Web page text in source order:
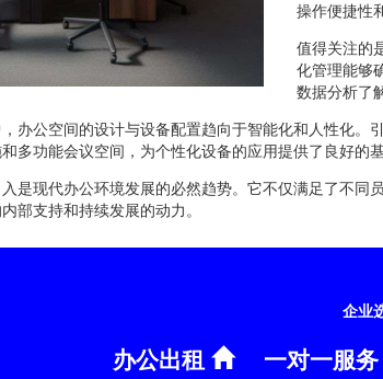
操作便捷性
值得关注的
化管理能够
数据分析了
办公空间的设计与设备配置趋向于智能化和人性化
多功能会议空间，为个性化设备的应用提供了良好的基
是现代办公环境发展的必然趋势。它不仅满足了不
部支持和持续发展的动力。
企业
办公出租 一对一服务